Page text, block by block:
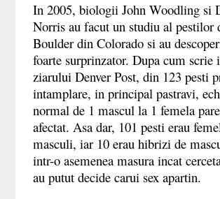
In 2005, biologii John Woodling si
Norris au facut un studiu al pestilor
Boulder din Colorado si au
foarte surprinzator. Dupa cum scrie
ziarului Denver Post, din 123 pesti
intamplare, in principal pastravi,
normal de 1 mascul la 1 femela
afectat. Asa dar, 101 pesti erau
masculi, iar 10 erau hibrizi de
intr-o asemenea masura incat
au putut decide carui sex apartin.